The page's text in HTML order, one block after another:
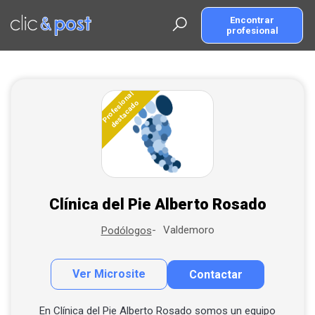
contenido
principal
Encontrar
profesional
Encuentra tu profesional
más cercano
Alta empresa / profesional
Profesional
destacado
Clínica del Pie Alberto Rosado
Podólogos Valdemoro
Ver Microsite Contactar
Contactar por correo
Llamar por teléfono
En Clínica del Pie Alberto Rosado somos un equipo